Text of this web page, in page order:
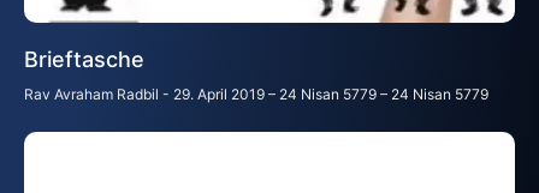
Brieftasche
Rav Avraham Radbil 29. April 2019 – 24 Nisan 5779 – 24 Nisan 5779